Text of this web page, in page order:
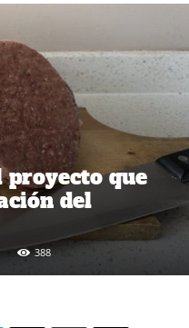
proyecto que
del
388